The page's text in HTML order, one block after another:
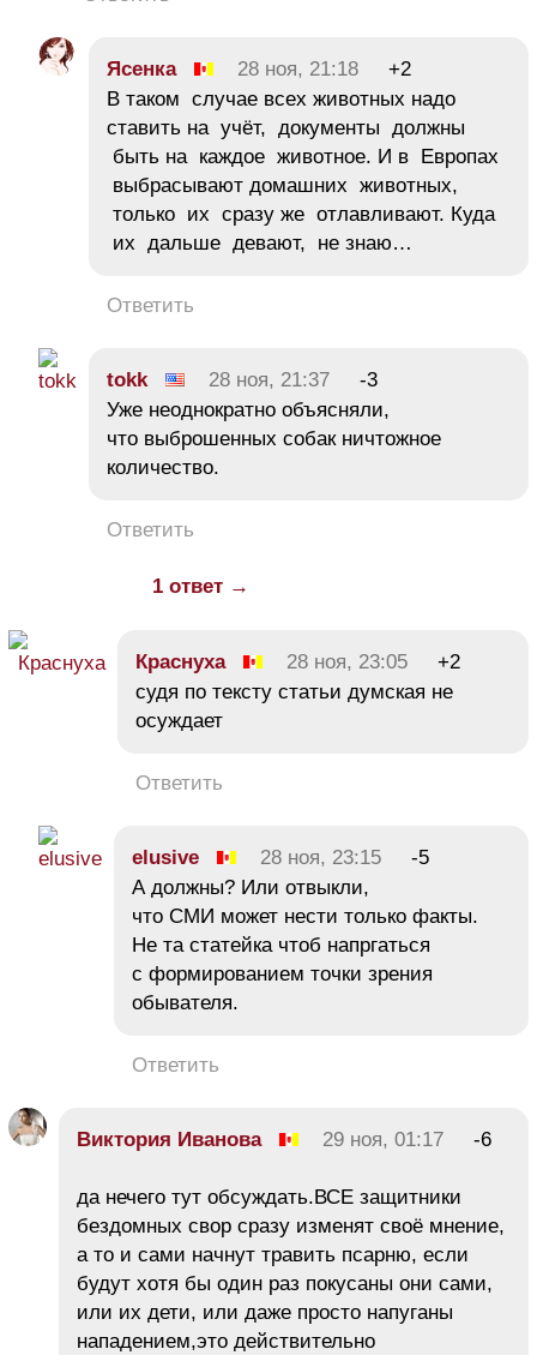
Ясенка 28 ноя, 21:18
+2
В таком случае всех животных надо
ставить на учёт, документы должны
быть на каждое животное. И в Европах
выбрасывают домашних животных,
только их сразу же отлавливают. Куда
их дальше девают, не знаю…
Ответить
tokk 28 ноя, 21:37
-3
Уже неоднократно объясняли,
что выброшенных собак ничтожное
количество.
Ответить
1 ответ →
Краснуха 28 ноя, 23:05
+2
судя по тексту статьи думская не
осуждает
Ответить
elusive 28 ноя, 23:15
-5
А должны? Или отвыкли,
что СМИ может нести только факты.
Не та статейка чтоб напргаться
с формированием точки зрения
обывателя.
Ответить
Виктория Иванова 29 ноя, 01:17 -6
да нечего тут обсуждать.ВСЕ защитники
бездомных свор сразу изменят своё мнение,
а то и сами начнут травить псарню, если
будут хотя бы один раз покусаны они сами,
или их дети, или даже просто напуганы
нападением,это действительно